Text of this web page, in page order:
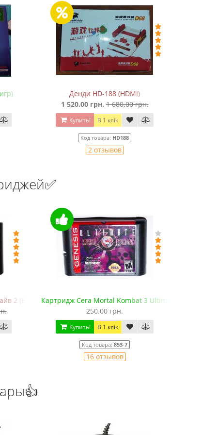
Денди HD-188 (HDMI)
1 520.00 грн. 1 680.00 грн.
Купить! В 1 клік
Код товара: HD188
2 отзывов
2 (EverDrive MD V.х2, +SD)
Картридж Сега Mortal Kombat 3 Ultimate
250.00 грн.
Купить! В 1 клік
Код товара: 853-7
16 отзывов